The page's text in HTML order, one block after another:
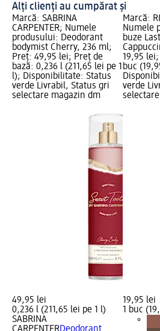
Alți clienți au cumpărat și
Marcă: SABRINA
CARPENTER; Numele
produsului: Deodorant
bodymist Cherry, 236 ml;
Preț: 49,95 lei; Preț de
bază: 0,236 l (211,65 lei pe 1
l); Disponibilitate: Status
verde Livrabil, Status gri
selectare magazin dm
49,95 lei
0,236 l (211,65 lei pe 1 l)
SABRINA
Marcă:
Numele
buze
19,95 lei;
buc
verde
19,95 lei
1 buc